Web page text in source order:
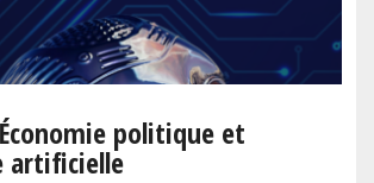
politique et
artificielle